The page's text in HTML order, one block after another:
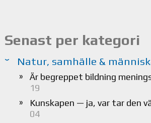
Senast per kategori
Natur, samhälle &
Är begreppet bildning
19
Kunskapen — ja, var tar den
04